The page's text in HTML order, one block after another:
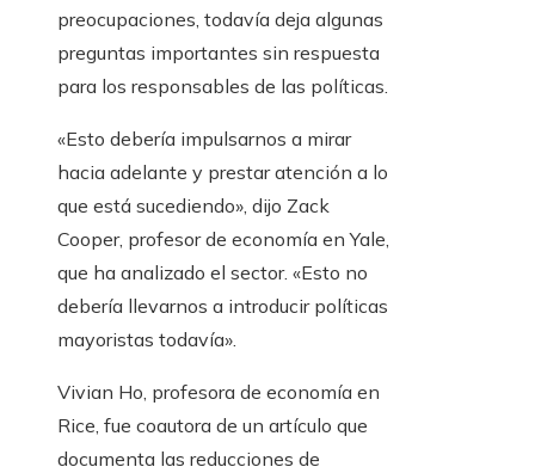
preocupaciones, todavía deja algunas
preguntas importantes sin respuesta
para los responsables de las políticas.
«Esto debería impulsarnos a mirar
hacia adelante y prestar atención a lo
que está sucediendo», dijo Zack
Cooper, profesor de economía en Yale,
que ha analizado el sector. «Esto no
debería llevarnos a introducir políticas
mayoristas todavía».
Vivian Ho, profesora de economía en
Rice, fue coautora de un artículo que
documenta las reducciones de